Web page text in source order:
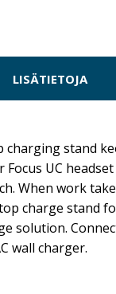
LISÄTIETOJA
charging stand
UC
When work
charge stand
solution.
wall charger.